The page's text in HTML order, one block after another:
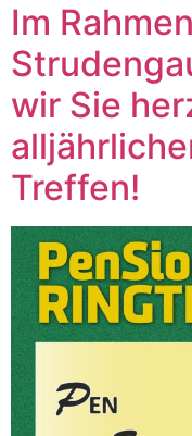
Im
wir Sie
Treffen!